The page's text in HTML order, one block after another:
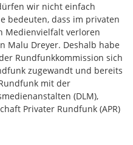
wir nicht einfach
bedeuten, dass im privaten
Medienvielfalt verloren
Malu Dreyer. Deshalb habe
Rundfunkkommission sich
zugewandt und bereits
mit der
(DLM),
Privater Rundfunk (APR)